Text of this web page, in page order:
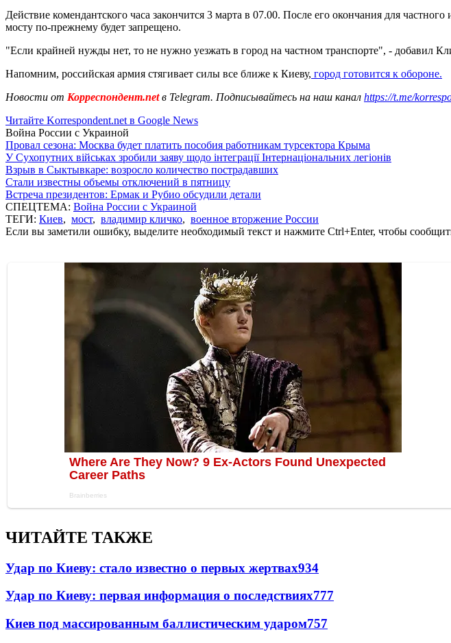
Действие комендантского часа закончится 3 марта в 07.00. После его окончания для
мосту по-прежнему будет запрещено.
"Если крайней нужды нет, то не нужно уезжать в город на частном транспорте", - добавил
Напомним, российская армия стягивает силы все ближе к Киеву, город готовится к обороне.
Новости от Корреспондент.netв Telegram. Подписывайтесь на наш канал https://t.me/
Читайте Korrespondent.net в Google News
Война России с Украиной
Провал сезона: Москва будет платить пособия работникам турсектора Крыма
У Сухопутних військах зробили заяву щодо інтеграції Інтернаціональних легіонів
Взрыв в Сыктывкаре: возросло количество пострадавших
Стали известны объемы отключений в пятницу
Встреча президентов: Ермак и Рубио обсудили детали
СПЕЦТЕМА: Война России с Украиной
ТЕГИ: Киев, мост, владимир кличко, военное вторжение России
Если вы заметили ошибку, выделите необходимый текст и нажмите Ctrl+Enter, чтобы
ЧИТАЙТЕ ТАКЖЕ
Удар по Киеву: стало известно о первых жертвах934
Удар по Киеву: первая информация о последствиях777
Киев под массированным баллистическим ударом757